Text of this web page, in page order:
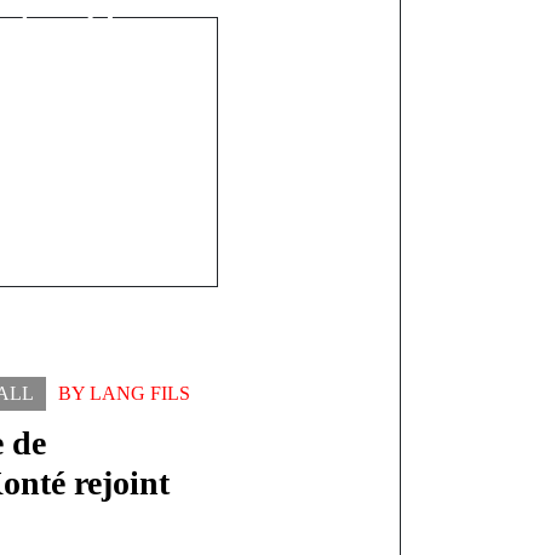
un blessé
BYLANG FILS
de
rejoint